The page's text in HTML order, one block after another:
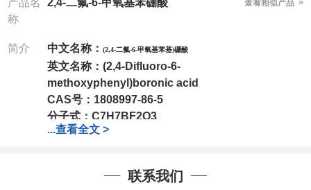
产品名
称
2,4-二氟-6-甲氧基苯硼酸 查看相似产品 >
简介 中文名称： (2,4-二氟-6-甲氧基苯基)硼酸
英文名称： (2,4-Difluoro-6-
methoxyphenyl)boronic acid
CAS号： 1808997-86-5
分子式： C7H7BF2O3
分子量：187.94
1Mg ; 5Mg;10Mg ;100Mg;250Mg ;500Mg
;1g;2.5g ;5g ;10g可根据客户需求进行分装
...查看全文 >
联系我们